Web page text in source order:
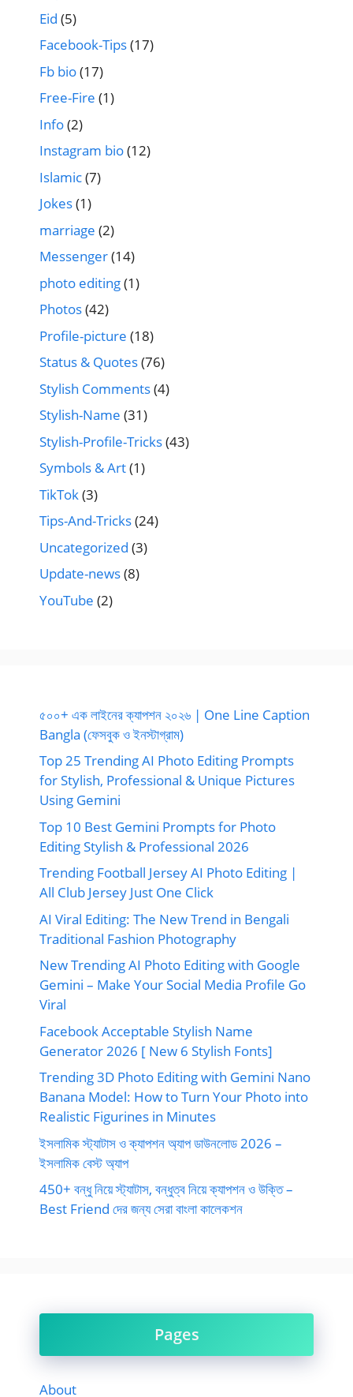
Eid (5)
Facebook-Tips(17)
Fb bio(17)
Free-Fire (1)
Info(2)
Instagram bio(12)
Islamic(7)
Jokes(1)
marriage (2)
Messenger(14)
photo editing(1)
Photos(42)
Profile-picture (18)
Status & Quotes(76)
Stylish Comments(4)
Stylish-Name (31)
Stylish-Profile-Tricks(43)
Symbols & Art(1)
TikTok(3)
Tips-And-Tricks(24)
Uncategorized (3)
Update-news(8)
YouTube (2)
৫০০+ এক লাইনের ক্যাপশন ২০২৬ | One Line Caption
Bangla (ফেসবুক ও ইনস্টাগ্রাম)
Top 25 Trending AI Photo Editing Prompts
for Stylish, Professional & Unique Pictures
Using Gemini
Top 10 Best Gemini Prompts for Photo
Editing Stylish & Professional 2026
Trending Football Jersey AI Photo Editing |
All Club Jersey Just One Click
AI Viral Editing: The New Trend in Bengali
Traditional Fashion Photography
New Trending AI Photo Editing with Google
Gemini – Make Your Social Media Profile Go
Viral
Facebook Acceptable Stylish Name
Generator 2026 [ New 6 Stylish Fonts]
Trending 3D Photo Editing with Gemini Nano
Banana Model: How to Turn Your Photo into
Realistic Figurines in Minutes
ইসলামিক স্ট্যাটাস ও ক্যাপশন অ্যাপ ডাউনলোড 2026 –
ইসলামিক বেস্ট অ্যাপ
450+ বন্ধু নিয়ে স্ট্যাটাস, বন্ধুত্ব নিয়ে ক্যাপশন ও উক্তি –
Best Friend দের জন্য সেরা বাংলা কালেকশন
Pages
About